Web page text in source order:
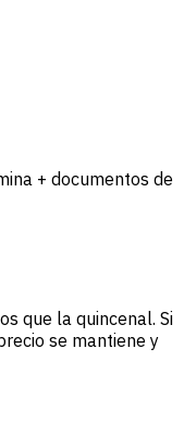
+ documentos de
que la quincenal. Si
se mantiene y